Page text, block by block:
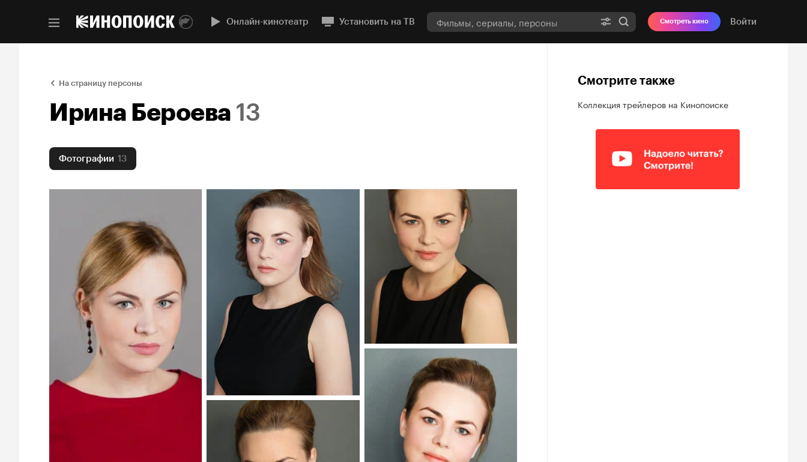
Онлайн-кинотеатр Установить на ТВ Смотреть кино Войти
На страницу персоны
Ирина Бероева 13
Фотографии 13
Смотрите также
Коллекция трейлеров на Кинопоиске